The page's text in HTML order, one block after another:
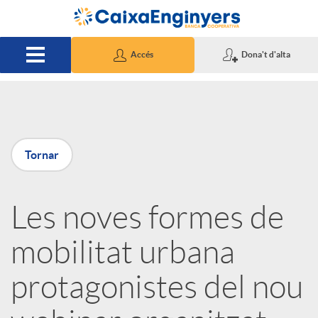
Salta al contingut principal
Accés Dona't d'alta
P
u
b
l
Tornar
Les noves formes de
mobilitat urbana
protagonistes del nou